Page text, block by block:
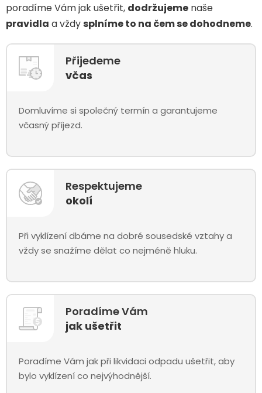
poradíme Vám jak ušetřit, dodržujeme naše
pravidla a vždy splníme to na čem se dohodneme.
Přijedeme
včas
Domluvíme si společný termín a garantujeme
včasný příjezd.
Respektujeme
okolí
Při vyklízení dbáme na dobré sousedské vztahy a
vždy se snažíme dělat co nejméně hluku.
Poradíme Vám
jak ušetřit
Poradíme Vám jak při likvidaci odpadu ušetřit, aby
bylo vyklízení co nejvýhodnější.